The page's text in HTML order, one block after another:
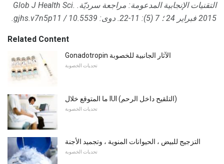
التقنيات الإنجابية المدعومة: مراجعة سرديّة. Glob J Health Sci.
2015 فبراير 24 ؛ 7 (5): 11-22.
دوى: 10.5539 / gjhs.v7n5p11.
Related Content
Gonadotropin الآثار الجانبية للخصوبة
تحديات الخصوبة
ما المتوقع خلال IUI (التلقيح داخل الرحم)
تحديات الخصوبة
التزجيج للبيض ، الحيوانات المنوية ، وتجميد الأجنة
تحديات الخصوبة